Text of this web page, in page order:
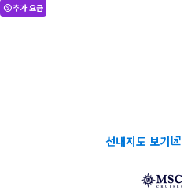
paid추가 요금
선내지도 보기ungroup